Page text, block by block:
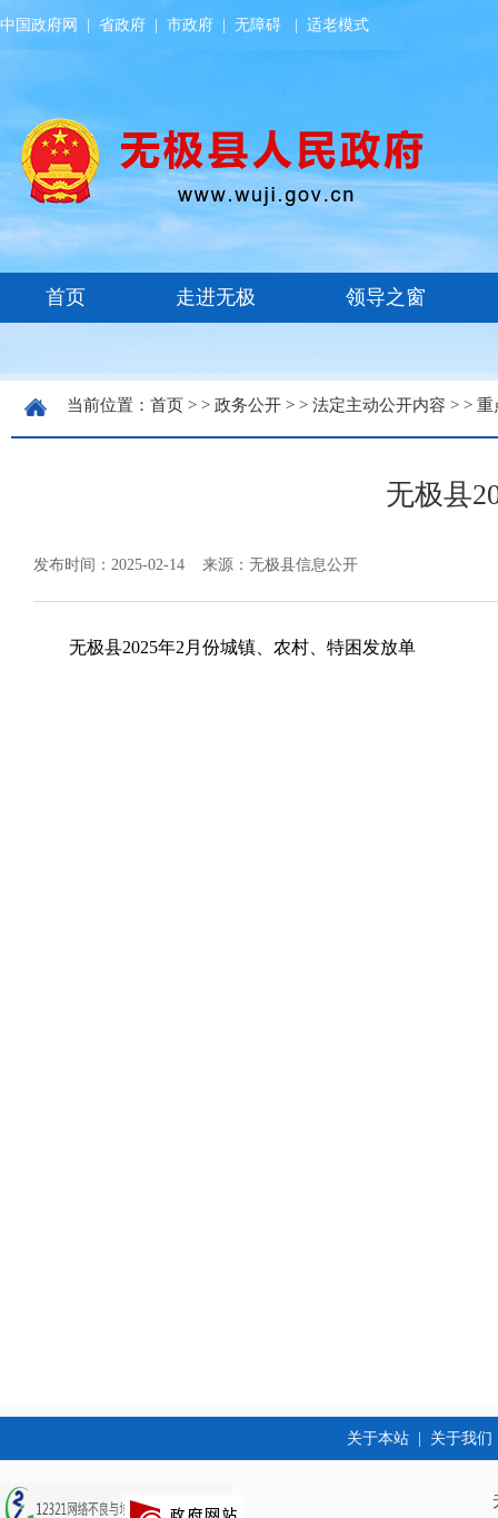
中国政府网 省政府 市政府 无障碍 适老模式
当前位置： 首页 > > 政务公开 > > 法定主动公开内容 > > 重
无极县
发布时间：2025-02-14 来源：无极县信息公开
无极县2025年2月份城镇、农村、特困发放单